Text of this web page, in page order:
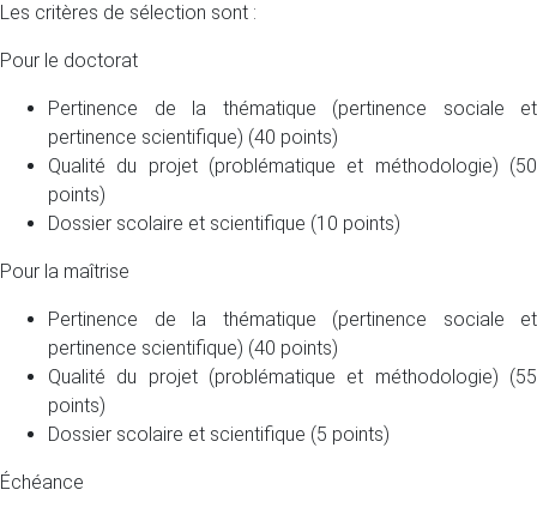
Les critères de sélection sont :
Pour le doctorat
Pertinence de la thématique (pertinence sociale et
pertinence scientifique) (40 points)
Qualité du projet (problématique et méthodologie) (50
points)
Dossier scolaire et scientifique (10 points)
Pour la maîtrise
Pertinence de la thématique (pertinence sociale et
pertinence scientifique) (40 points)
Qualité du projet (problématique et méthodologie) (55
points)
Dossier scolaire et scientifique (5 points)
Échéance